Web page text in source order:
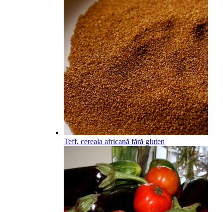
Teff, cereala africană fără gluten